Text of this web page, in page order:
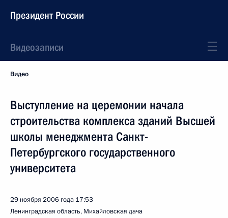
Президент России
Видеозаписи
Видео
Выступление на церемонии начала
строительства комплекса зданий Высшей
школы менеджмента Санкт-
Петербургского государственного
университета
29 ноября 2006 года 17:53
Ленинградская область, Михайловская дача